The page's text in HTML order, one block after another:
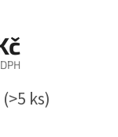
(>5 ks)